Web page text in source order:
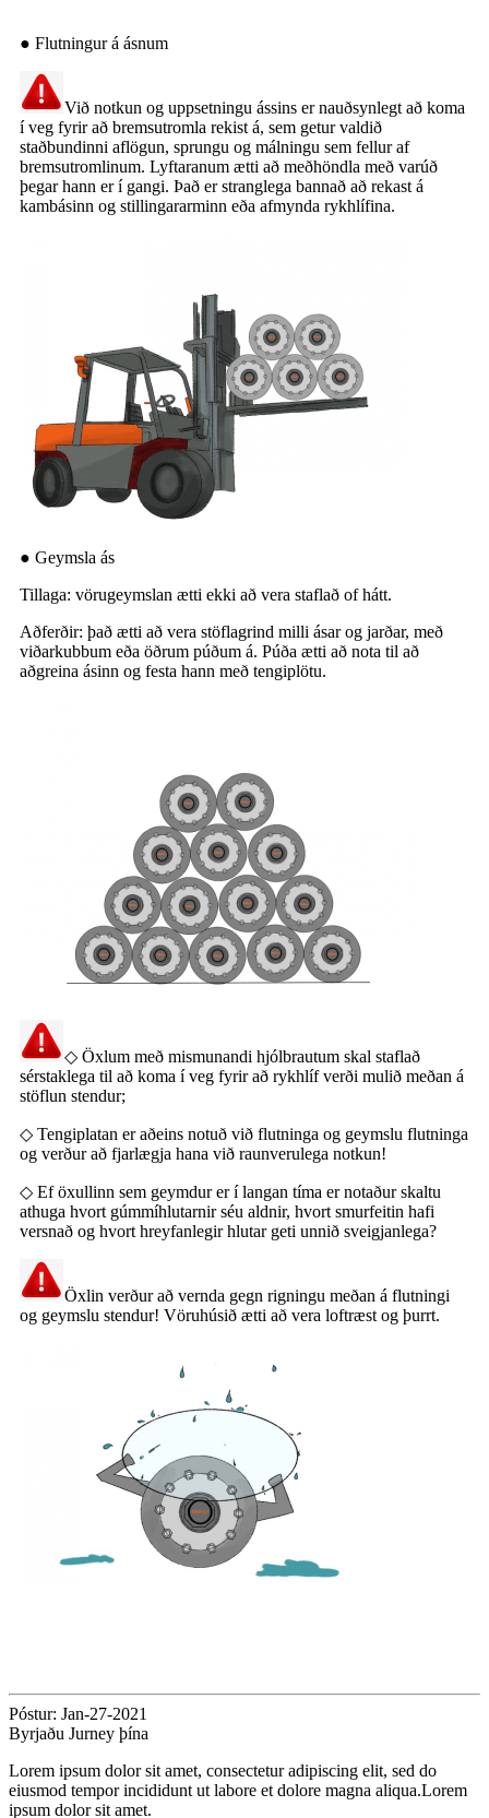
● Flutningur á ásnum
Við notkun og uppsetningu ássins er nauðsynlegt að koma
í veg fyrir að bremsutromla rekist á, sem getur valdið
staðbundinni aflögun, sprungu og málningu sem fellur af
bremsutromlinum. Lyftaranum ætti að meðhöndla með varúð
þegar hann er í gangi. Það er stranglega bannað að rekast á
kambásinn og stillingararminn eða afmynda rykhlífina.
● Geymsla ás
Tillaga: vörugeymslan ætti ekki að vera staflað of hátt.
Aðferðir: það ætti að vera stöflagrind milli ásar og jarðar, með
viðarkubbum eða öðrum púðum á. Púða ætti að nota til að
aðgreina ásinn og festa hann með tengiplötu.
◇ Öxlum með mismunandi hjólbrautum skal staflað
sérstaklega til að koma í veg fyrir að rykhlíf verði mulið meðan á
stöflun stendur;
◇ Tengiplatan er aðeins notuð við flutninga og geymslu flutninga
og verður að fjarlægja hana við raunverulega notkun!
◇ Ef öxullinn sem geymdur er í langan tíma er notaður skaltu
athuga hvort gúmmíhlutarnir séu aldnir, hvort smurfeitin hafi
versnað og hvort hreyfanlegir hlutar geti unnið sveigjanlega?
Öxlin verður að vernda gegn rigningu meðan á flutningi
og geymslu stendur! Vöruhúsið ætti að vera loftræst og þurrt.
Póstur: Jan-27-2021
Byrjaðu Jurney þína
Lorem ipsum dolor sit amet, consectetur adipiscing elit, sed do
eiusmod tempor incididunt ut labore et dolore magna aliqua.Lorem
ipsum dolor sit amet.